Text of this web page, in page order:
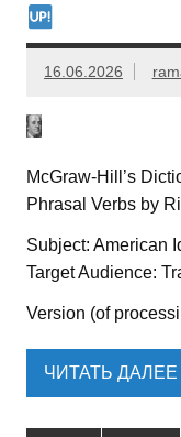
16.06.2026
McGraw-Hill’s
Phrasal Verbs by
Subject: American
Target Audience:
Version (of
ЧИТАТЬ ДАЛЕЕ